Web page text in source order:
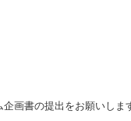
画書の提出をお願いしま